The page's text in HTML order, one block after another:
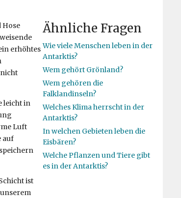
Hose
erhöhtes
leicht in
Luft
auf
ist
Ähnliche Fragen
Wie viele Menschen leben in der
Antarktis?
Wem gehört Grönland?
Wem gehören die
Falklandinseln?
Welches Klima herrscht in der
Antarktis?
In welchen Gebieten leben die
Eisbären?
Welche Pflanzen und Tiere gibt
es in der Antarktis?